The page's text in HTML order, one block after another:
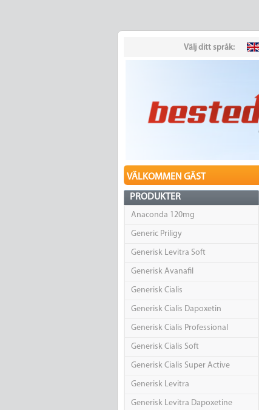
Välj ditt språk:
VÄLKOMMEN GÄST
PRODUKTER
Anaconda 120mg
Generic Priligy
Generisk Levitra Soft
Generisk Avanafil
Generisk Cialis
Generisk Cialis Dapoxetin
Generisk Cialis Professional
Generisk Cialis Soft
Generisk Cialis Super Active
Generisk Levitra
Generisk Levitra Dapoxetine